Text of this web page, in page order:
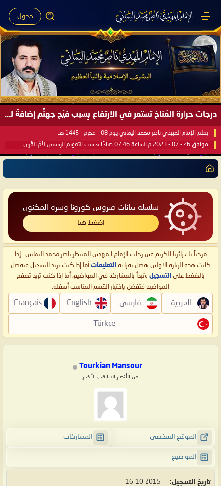
دخول
دَرَجات حَرارةِ المُنَاخ تَستَمِر في الارتِفاع بِسَبَب فَيْح جَهنَّم إضافَةً لِحرارةِ الشَّمس في مُحكَم القُرآن العَظيم ..
بقلم الإمام المهدي ناصر محمد اليماني يوم 08 - محرم - 1445 هـ
موافق 26 - 07 - 2023 م الساعة 07:46 صباحًا بحسب التقويم الرسمي لأمّ القُرى
سلسلة بيانات فيروس كورونا وسره المكنون
اضغط هنا
مرحباً بك زائرنا الكريم في رحاب الإمام المهدي المنتظر ناصر محمد اليماني : إذا
كانت هذه الزيارة الأولى تفضل بقراءة التعليمات أما إذا كنت تريد التسجيل فتفضل
بالضغط على التسجيل وتبدأ بالمشاركة في المواضيع، أما إذا كنت تريد تصفح
المواضيع فتفضل باختيار القسم المناسب أسفله.
العربية فارسی English
Français
Türkçe
Tourkian Mansour
من الأنصار السابقين الأخيار
الموقع الشخصي المشاركات
المواضيع
تاريخ التسجيل 16-10-2015